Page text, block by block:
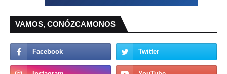
VAMOS, CONÓZCAMONOS